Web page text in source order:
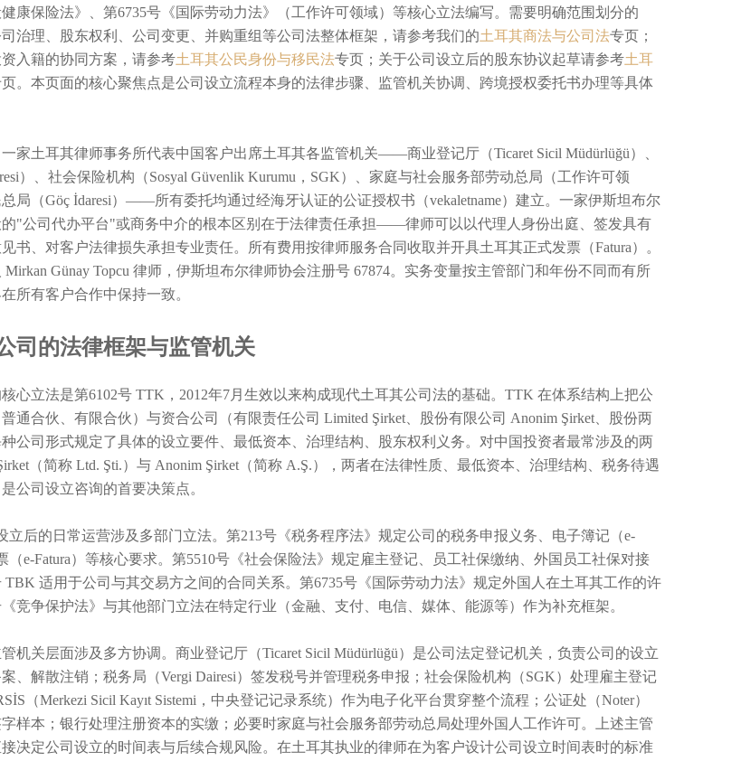
健康保险法》、第6735号《国际劳动力法》（工作许可领域）等核心立法编写。需要明确范围划分的
治理、股东权利、公司变更、并购重组等公司法整体框架，请参考我们的土耳其商法与公司法专页；
入籍的协同方案，请参考土耳其公民身份与移民法专页；关于公司设立后的股东协议起草请参考土耳
。本页面的核心聚焦点是公司设立流程本身的法律步骤、监管机关协调、跨境授权委托书办理等具体
家土耳其律师事务所代表中国客户出席土耳其各监管机关——商业登记厅（Ticaret Sicil Müdürlüğü）、
）、社会保险机构（Sosyal Güvenlik Kurumu，SGK）、家庭与社会服务部劳动总局（工作许可领
局（Göç İdaresi）——所有委托均通过经海牙认证的公证授权书（vekaletname）建立。一家伊斯坦布尔
"公司代办平台"或商务中介的根本区别在于法律责任承担——律师可以以代理人身份出庭、签发具有
书、对客户法律损失承担专业责任。所有费用按律师服务合同收取并开具土耳其正式发票（Fatura）。
Günay Topcu 律师，伊斯坦布尔律师协会注册号 67874。实务变量按主管部门和年份不同而有所
所有客户合作中保持一致。
司的法律框架与监管机关
心立法是第6102号 TTK，2012年7月生效以来构成现代土耳其公司法的基础。TTK 在体系结构上把公
通合伙、有限合伙）与资合公司（有限责任公司 Limited Şirket、股份有限公司 Anonim Şirket、股份两
公司形式规定了具体的设立要件、最低资本、治理结构、股东权利义务。对中国投资者最常涉及的两
（简称 Ltd. Şti.）与 Anonim Şirket（简称 A.Ş.），两者在法律性质、最低资本、治理结构、税务待遇
公司设立咨询的首要决策点。
立后的日常运营涉及多部门立法。第213号《税务程序法》规定公司的税务申报义务、电子簿记（e-
（e-Fatura）等核心要求。第5510号《社会保险法》规定雇主登记、员工社保缴纳、外国员工社保对接
TBK 适用于公司与其交易方之间的合同关系。第6735号《国际劳动力法》规定外国人在土耳其工作的许
竞争保护法》与其他部门立法在特定行业（金融、支付、电信、媒体、能源等）作为补充框架。
机关层面涉及多方协调。商业登记厅（Ticaret Sicil Müdürlüğü）是公司法定登记机关，负责公司的设立
、解散注销；税务局（Vergi Dairesi）签发税号并管理税务申报；社会保险机构（SGK）处理雇主登记
（Merkezi Sicil Kayıt Sistemi，中央登记记录系统）作为电子化平台贯穿整个流程；公证处（Noter）
样本；银行处理注册资本的实缴；必要时家庭与社会服务部劳动总局处理外国人工作许可。上述主管
决定公司设立的时间表与后续合规风险。在土耳其执业的律师在为客户设计公司设立时间表时的标准